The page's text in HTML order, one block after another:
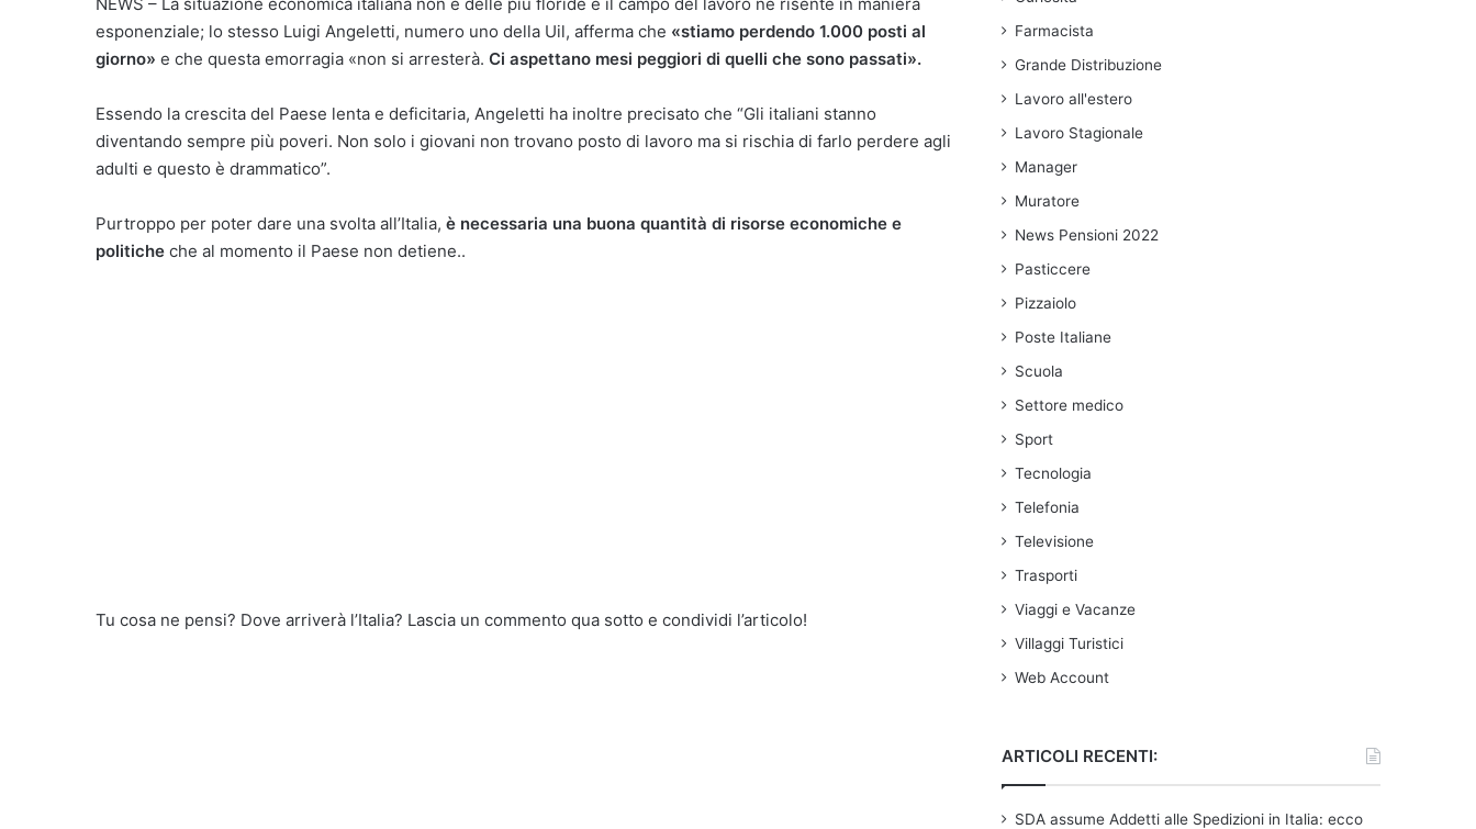
esponenziale; lo stesso Luigi Angeletti, numero uno della Uil, afferma che «stiamo perdendo 1.000 posti al
giorno» e che questa emorragia «non si arresterà. Ci aspettano mesi peggiori di quelli che sono passati».
Essendo la crescita del Paese lenta e deficitaria, Angeletti ha inoltre precisato che “Gli italiani stanno
diventando sempre più poveri. Non solo i giovani non trovano posto di lavoro ma si rischia di farlo perdere agli
adulti e questo è drammatico”.
Purtroppo per poter dare una svolta all’Italia, è necessaria una buona quantità di risorse economiche e
politiche che al momento il Paese non detiene..
Tu cosa ne pensi? Dove arriverà l’Italia? Lascia un commento qua sotto e condividi l’articolo!
Farmacista
Grande Distribuzione
Lavoro all'estero
Lavoro Stagionale
Manager
Muratore
News Pensioni 2022
Pasticcere
Pizzaiolo
Poste Italiane
Scuola
Settore medico
Sport
Tecnologia
Telefonia
Televisione
Trasporti
Viaggi e Vacanze
Villaggi Turistici
Web Account
ARTICOLI RECENTI:
SDA assume Addetti alle Spedizioni in Italia: ecco